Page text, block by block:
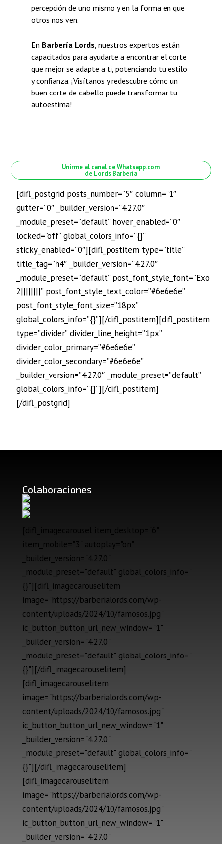
percepción de uno mismo y en la forma en que
otros nos ven.
En Barbería Lords , nuestros expertos están
capacitados para ayudarte a encontrar el corte
que mejor se adapte a ti, potenciando tu estilo
y confianza. ¡Visítanos y redescubre cómo un
buen corte de cabello puede transformar tu
autoestima!
Unirme al canal de Whatsapp.com
de Lords Barbería
[difl_postgrid posts_number=”5″ column=”1″
gutter=”0″ _builder_version=”4.27.0″
_module_preset=”default” hover_enabled=”0″
locked=”off” global_colors_info=”{}”
sticky_enabled=”0″][difl_postitem type=”title”
title_tag=”h4″ _builder_version=”4.27.0″
_module_preset=”default” post_font_style_font=”Exo
2||||||||” post_font_style_text_color=”#6e6e6e”
post_font_style_font_size=”18px”
global_colors_info=”{}”][/difl_postitem][difl_postitem
type=”divider” divider_line_height=”1px”
divider_color_primary=”#6e6e6e”
divider_color_secondary=”#6e6e6e”
_builder_version=”4.27.0″ _module_preset=”default”
global_colors_info=”{}”][/difl_postitem]
[/difl_postgrid]
Colaboraciones
item_mobile="3" autoplay="on"
_builder_version="4.27.0"
_module_preset="default" global_colors_info="
{}"][difl_imagecarouselitem
image="https://barberialords.com/wp-
content/uploads/2024/10/famosos.jpg"
ic_button_button_url_new_window="1"
_builder_version="4.27.0"
_module_preset="default" global_colors_info="
{}"][/difl_imagecarouselitem]
[difl_imagecarouselitem
image="https://barberialords.com/wp-
content/uploads/2024/10/famosos.jpg"
ic_button_button_url_new_window="1"
_builder_version="4.27.0"
_module_preset="default" global_colors_info="
{}"][/difl_imagecarouselitem]
[difl_imagecarouselitem
image="https://barberialords.com/wp-
content/uploads/2024/10/famosos.jpg"
ic_button_button_url_new_window="1"
_builder_version="4.27.0"